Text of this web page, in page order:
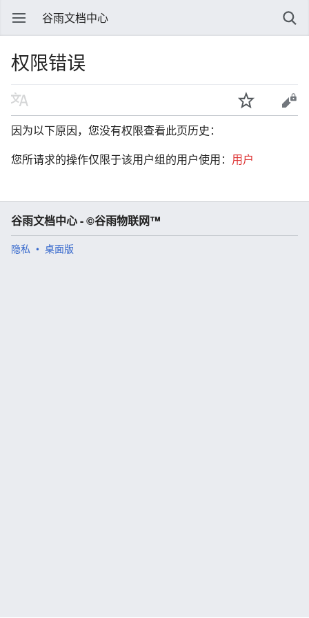
谷雨文档中心
权限错误
因为以下原因，您没有权限查看此页历史：
您所请求的操作仅限于该用户组的用户使用： 用户
谷雨文档中心 - ©谷雨物联网™
隐私 桌面版